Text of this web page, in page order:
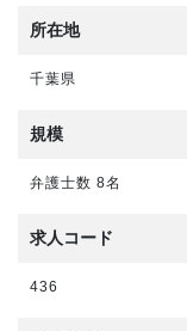
所在地
千葉県
規模
弁護士数 8名
求人コード
436